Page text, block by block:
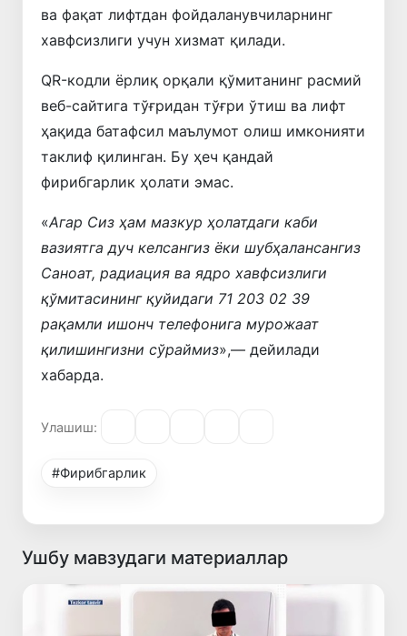
ва фақат лифтдан фойдаланувчиларнинг
хавфсизлиги учун хизмат қилади.
QR-кодли ёрлиқ орқали қўмитанинг расмий
веб-сайтига тўғридан тўғри ўтиш ва лифт
ҳақида батафсил маълумот олиш имконияти
таклиф қилинган. Бу ҳеч қандай
фирибгарлик ҳолати эмас.
«Агар Сиз ҳам мазкур ҳолатдаги каби
вазиятга дуч келсангиз ёки шубҳалансангиз
Саноат, радиация ва ядро хавфсизлиги
қўмитасининг қуйидаги 71 203 02 39
рақамли ишонч телефонига мурожаат
қилишингизни сўраймиз»,— дейилади
хабарда.
Улашиш:
#Фирибгарлик
Ушбу мавзудаги материаллар